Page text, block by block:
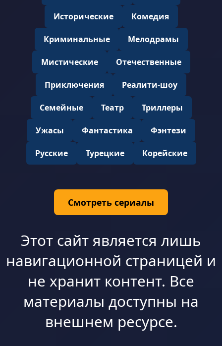
Исторические Комедия
Криминальные Мелодрамы
Мистические Отечественные
Приключения Реалити-шоу
Семейные Театр Триллеры
Ужасы Фантастика Фэнтези
Русские Турецкие Корейские
Смотреть сериалы
Этот сайт является лишь
навигационной страницей и
не хранит контент. Все
материалы доступны на
внешнем ресурсе.